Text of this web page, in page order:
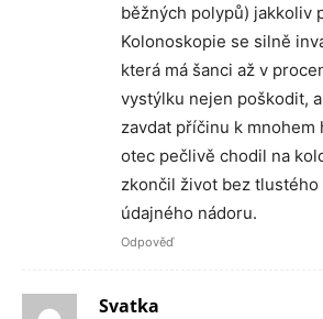
běžných polypů) jakkoliv
Kolonoskopie se silně
která má šanci až v
vystýlku nejen poškodit,
zavdat příčinu k mnohem
otec pečlivě chodil na
zkončil život bez
údajného nádoru.
Odpověď
Svatka